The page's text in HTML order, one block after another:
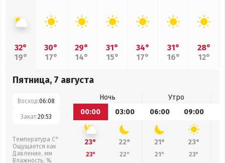
32°
19°
30°
17°
29°
14°
31°
15°
34°
17°
31°
16°
28°
12°
Пятница, 7 августа
Восход:06:08
Закат:20:53
Температура С°
Ощущается как
Давление, мм
Влажность, %
Ночь
Утро
00:00
03:00 06:00 09:00
23° 22° 21° 23°
23° 22° 21° 23°